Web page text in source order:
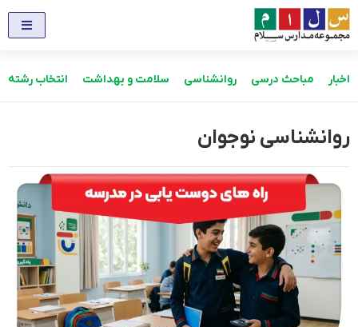
اخبار مباحث درسی روانشناسی سلامت و بهداشت انتخاب رشته
روانشناسی نوجوان